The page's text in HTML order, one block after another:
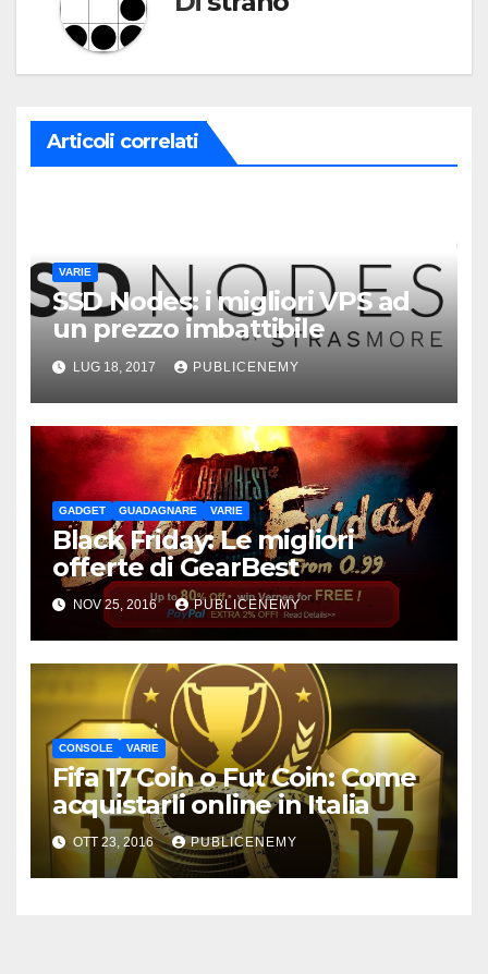
Articoli correlati
VARIE
SSD Nodes: i migliori VPS ad
un prezzo imbattibile
LUG 18, 2017 PUBLICENEMY
GADGET GUADAGNARE VARIE
Black Friday: Le migliori
offerte di GearBest
NOV 25, 2016 PUBLICENEMY
CONSOLE VARIE
Fifa 17 Coin o Fut Coin: Come
acquistarli online in Italia
OTT 23, 2016 PUBLICENEMY